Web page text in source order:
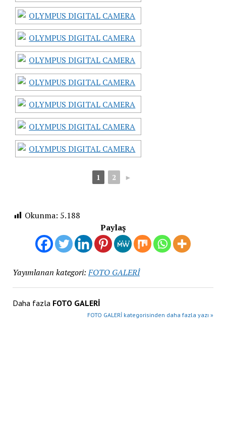
1 2 ►
Okunma: 5.188
Paylaş
Yayımlanan kategori: FOTO GALERİ
Daha fazla FOTO GALERİ
FOTO GALERİ kategorisinden daha fazla yazı »